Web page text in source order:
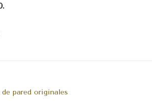
pared originales